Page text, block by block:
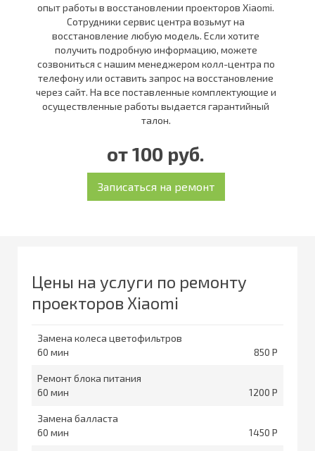
опыт работы в восстановлении проекторов Xiaomi.
Сотрудники сервис центра возьмут на
восстановление любую модель. Если хотите
получить подробную информацию, можете
созвониться с нашим менеджером колл-центра по
телефону или оставить запрос на восстановление
через сайт. На все поставленные комплектующие и
осуществленные работы выдается гарантийный
талон.
от 100 руб.
Цены на услуги по ремонту
проекторов Xiaomi
Замена колеса цветофильтров
60
850
Ремонт блока питания
60
1200
Замена балласта
60
1450